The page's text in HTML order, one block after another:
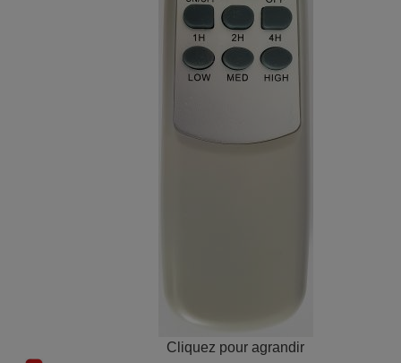
Cliquez pour agrandir